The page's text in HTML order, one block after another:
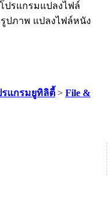
ปรแกรมแปลงไฟล์
ปภาพ แปลงไฟล์หนัง
รแกรมยูทิลิตี้ > File &